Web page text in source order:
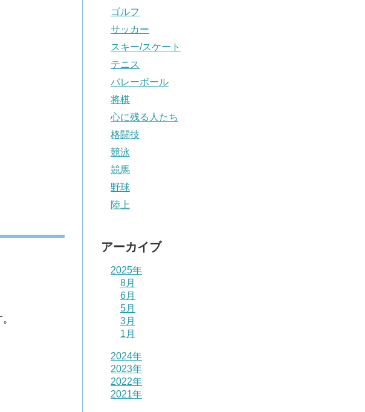
ゴルフ
サッカー
スキー/スケート
テニス
バレーボール
将棋
心に残る人たち
格闘技
競泳
競馬
野球
陸上
アーカイブ
2025年
8月
6月
5月
3月
1月
2024年
2023年
2022年
2021年